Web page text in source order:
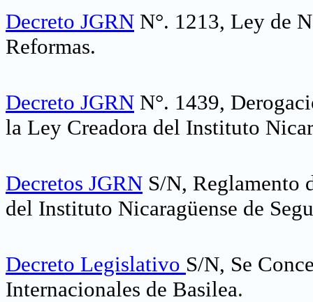
Decreto JGRN N°. 1213, Ley de
Reformas.
Decreto JGRN N°. 1439,
la Ley Creadora del Instituto
Decretos JGRN S/N, Reglamento
del Instituto Nicaragüense de
Decreto Legislativo S/N, Se
Internacionales de Basilea.